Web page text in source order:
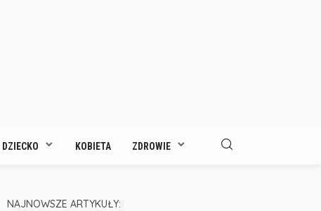
DZIECKO KOBIETA ZDROWIE
NAJNOWSZE ARTYKUŁY: